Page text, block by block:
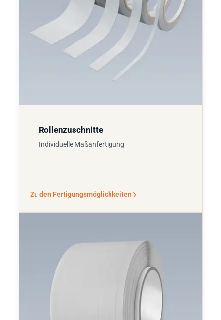
Rollenzuschnitte
Individuelle Maßanfertigung
Zu den Fertigungsmöglichkeiten